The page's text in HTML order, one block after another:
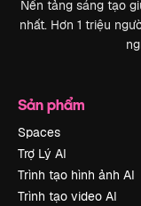
Nền tảng sáng tạo
nhất. Hơn 1 triệu
Sản phẩm
Spaces
Trợ Lý AI
Trình tạo hình ảnh AI
Trình tạo video AI